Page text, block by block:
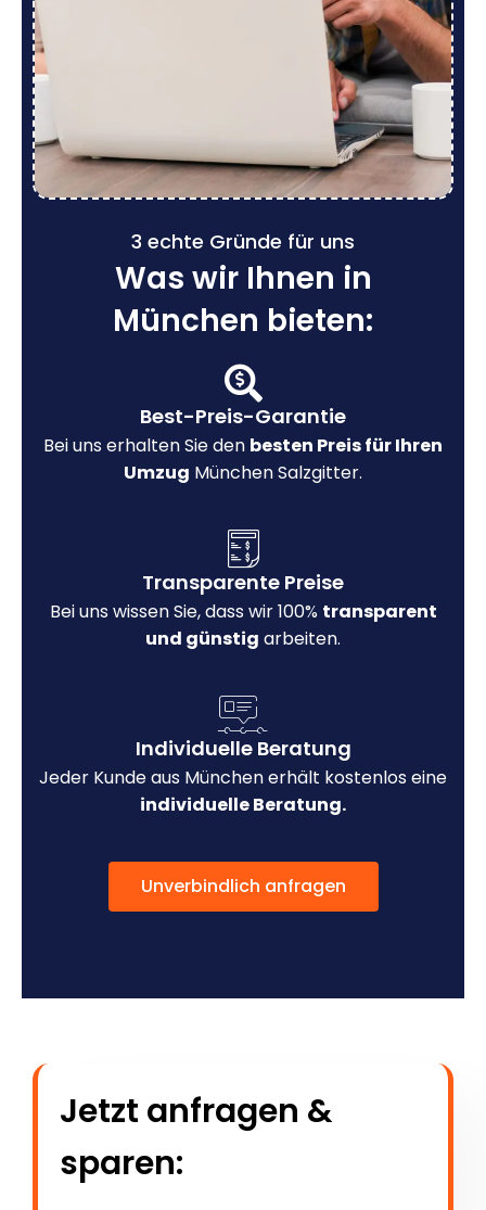
3 echte Gründe für uns
Was wir Ihnen in
München bieten:
Best-Preis-Garantie
Bei uns erhalten Sie den besten Preis für Ihren
Umzug München Salzgitter.
Transparente Preise
Bei uns wissen Sie, dass wir 100% transparent
und günstig arbeiten.
Individuelle Beratung
Jeder Kunde aus München erhält kostenlos eine
individuelle Beratung.
Unverbindlich anfragen
Jetzt anfragen &
sparen: